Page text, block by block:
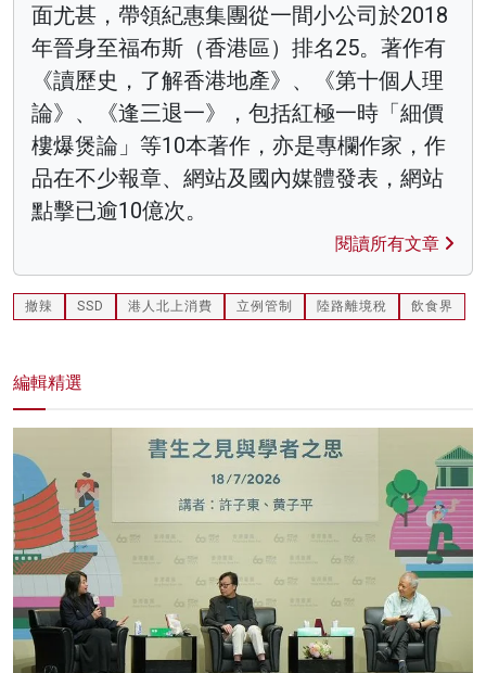
面尤甚，帶領紀惠集團從一間小公司於2018
年晉身至福布斯（香港區）排名25。著作有
《讀歷史，了解香港地產》、《第十個人理
論》、《逢三退一》，包括紅極一時「細價
樓爆煲論」等10本著作，亦是專欄作家，作
品在不少報章、網站及國內媒體發表，網站
點擊已逾10億次。
閱讀所有文章
撤辣 SSD 港人北上消費 立例管制 陸路離境稅 飲食界
編輯精選